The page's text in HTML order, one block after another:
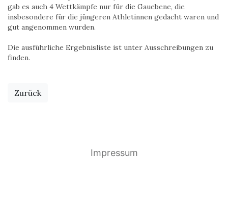
gab es auch 4 Wettkämpfe nur für die Gauebene, die
insbesondere für die jüngeren Athletinnen gedacht waren und
gut angenommen wurden.
Die ausführliche Ergebnisliste ist unter Ausschreibungen zu
finden.
Zurück
Impressum